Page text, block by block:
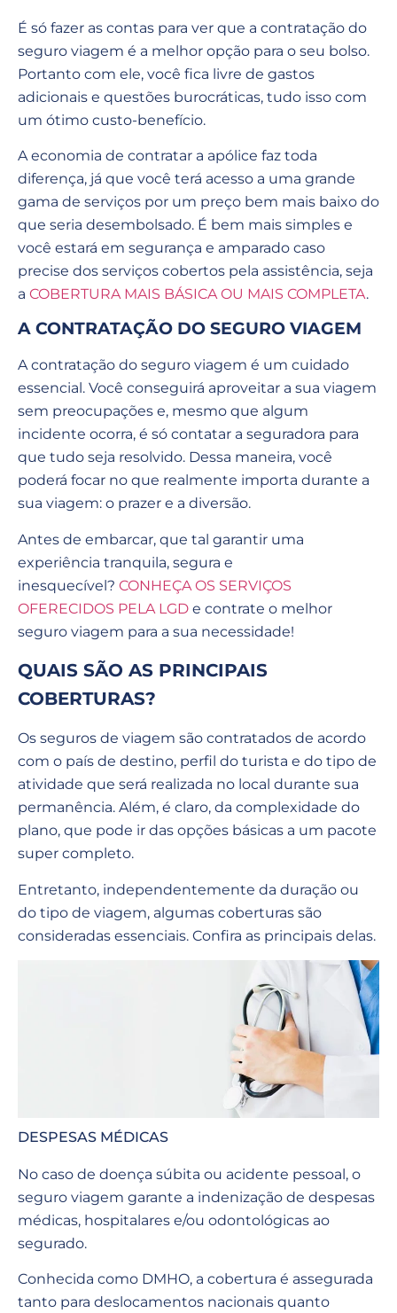
É só fazer as contas para ver que a contratação do
seguro viagem é a melhor opção para o seu bolso.
Portanto com ele, você fica livre de gastos
adicionais e questões burocráticas, tudo isso com
um ótimo custo-benefício.
A economia de contratar a apólice faz toda
diferença, já que você terá acesso a uma grande
gama de serviços por um preço bem mais baixo do
que seria desembolsado. É bem mais simples e
você estará em segurança e amparado caso
precise dos serviços cobertos pela assistência, seja
a COBERTURA MAIS BÁSICA OU MAIS COMPLETA.
A CONTRATAÇÃO DO SEGURO VIAGEM
A contratação do seguro viagem é um cuidado
essencial. Você conseguirá aproveitar a sua viagem
sem preocupações e, mesmo que algum
incidente ocorra, é só contatar a seguradora para
que tudo seja resolvido. Dessa maneira, você
poderá focar no que realmente importa durante a
sua viagem: o prazer e a diversão.
Antes de embarcar, que tal garantir uma
experiência tranquila, segura e
inesquecível? CONHEÇA OS SERVIÇOS
OFERECIDOS PELA LGD e contrate o melhor
seguro viagem para a sua necessidade!
QUAIS SÃO AS PRINCIPAIS
COBERTURAS?
Os seguros de viagem são contratados de acordo
com o país de destino, perfil do turista e do tipo de
atividade que será realizada no local durante sua
permanência. Além, é claro, da complexidade do
plano, que pode ir das opções básicas a um pacote
super completo.
Entretanto, independentemente da duração ou
do tipo de viagem, algumas coberturas são
consideradas essenciais. Confira as principais delas.
DESPESAS MÉDICAS
No caso de doença súbita ou acidente pessoal, o
seguro viagem garante a indenização de despesas
médicas, hospitalares e/ou odontológicas ao
segurado.
Conhecida como DMHO, a cobertura é assegurada
tanto para deslocamentos nacionais quanto